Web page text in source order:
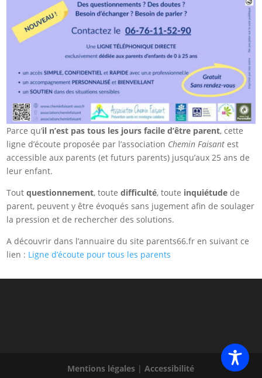
Parce qu’il n’est pas tous les jours facile d’être parent, cette
ligne d’écoute proposée par l’association Chemin Faisant est
accessible aux parents (et futurs parents) jusqu’aux 25 ans de
leur enfant.
Toutquestionnement, toutedifficulté, toute inquiétude de
parent, peuvent y être évoqués sans jugement afin de soulager
la pression et de rechercher des solutions.
A découvrir dans l’annuaire du site parents66.fr en suivant ce
lien : Ligne d’écoute pour tous les parents
Mentions légales |Accessibilité